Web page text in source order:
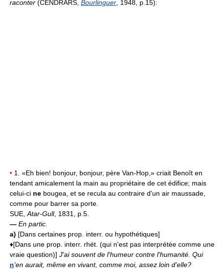
raconter (CENDRARS, Bourlinguer , 1948, p.15):
• 1. «Eh bien! bonjour, bonjour, père Van-Hop,» criait Benoît en
tendant amicalement la main au propriétaire de cet édifice; mais
celui-ci ne bougea, et se recula au contraire d'un air maussade,
comme pour barrer sa porte.
SUE, Atar-Gull, 1831, p.5.
— En partic.
a) [Dans certaines prop. interr. ou hypothétiques]
♦[Dans une prop. interr. rhét. (qui n'est pas interprétée comme une
vraie question)] J'ai souvent de l'humeur contre l'humanité. Qui
n'en aurait, même en vivant, comme moi, assez loin d'elle?